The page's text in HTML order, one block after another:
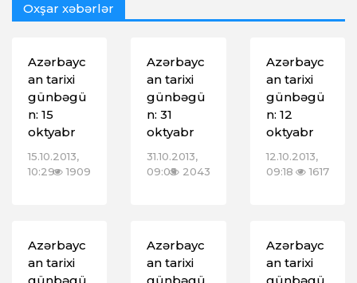
Oxşar xəbərlər
Azərbayc
an tarixi
günbəgü
n: 15
oktyabr
15.10.2013,
10:29
1909
Azərbayc
an tarixi
günbəgü
n: 31
oktyabr
31.10.2013,
09:052043
Azərbayc
an tarixi
günbəgü
n: 12
oktyabr
12.10.2013,
09:18
1617
Azərbayc
an tarixi
Azərbayc
an tarixi
Azərbayc
an tarixi